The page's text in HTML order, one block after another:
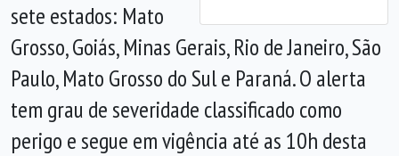
sete estados: Mato
Grosso, Goiás, Minas Gerais, Rio de Janeiro, São
Paulo, Mato Grosso do Sul e Paraná. O alerta
tem grau de severidade classificado como
perigo e segue em vigência até as 10h desta